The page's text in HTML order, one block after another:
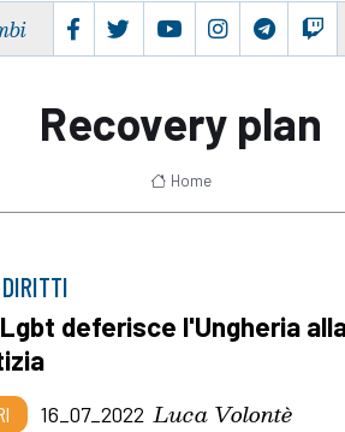
Recovery plan
Home
deferisce l'Ungheria
16_07_2022 Luca Volontè